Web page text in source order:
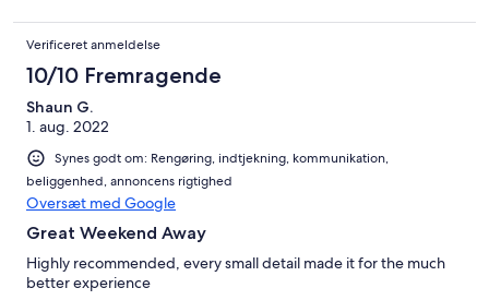
Verificeret anmeldelse
10/10 Fremragende
Shaun G.
1. aug. 2022
Synes godt om: Rengøring, indtjekning, kommunikation,
beliggenhed, annoncens rigtighed
Oversæt med Google
Great Weekend Away
Highly recommended, every small detail made it for the much
better experience